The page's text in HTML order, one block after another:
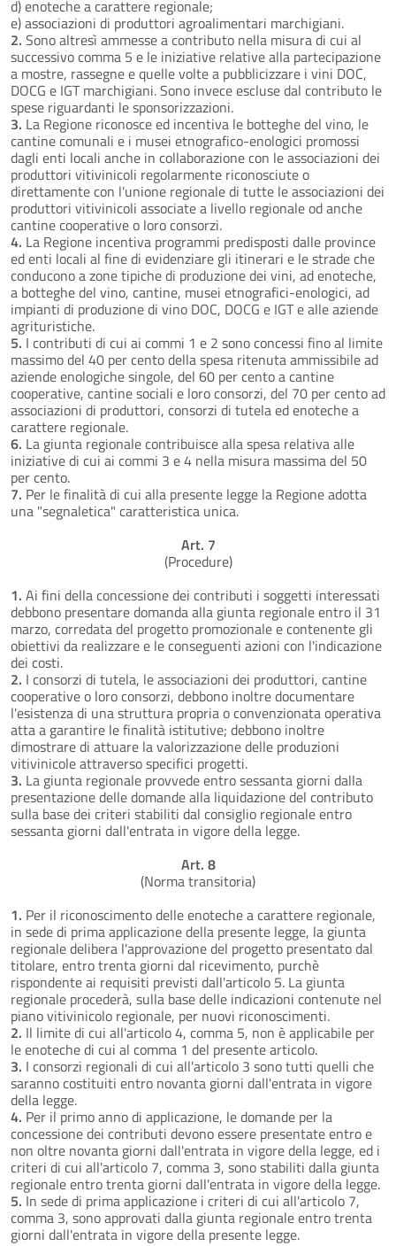
d) enoteche a carattere regionale;
e) associazioni di produttori agroalimentari marchigiani.
2. Sono altresì ammesse a contributo nella misura di cui al
successivo comma 5 e le iniziative relative alla partecipazione
a mostre, rassegne e quelle volte a pubblicizzare i vini DOC,
DOCG e IGT marchigiani. Sono invece escluse dal contributo le
spese riguardanti le sponsorizzazioni.
3. La Regione riconosce ed incentiva le botteghe del vino, le
cantine comunali e i musei etnografico-enologici promossi
dagli enti locali anche in collaborazione con le associazioni dei
produttori vitivinicoli regolarmente riconosciute o
direttamente con l'unione regionale di tutte le associazioni dei
produttori vitivinicoli associate a livello regionale od anche
cantine cooperative o loro consorzi.
4. La Regione incentiva programmi predisposti dalle province
ed enti locali al fine di evidenziare gli itinerari e le strade che
conducono a zone tipiche di produzione dei vini, ad enoteche,
a botteghe del vino, cantine, musei etnografici-enologici, ad
impianti di produzione di vino DOC, DOCG e IGT e alle aziende
agrituristiche.
5. I contributi di cui ai commi 1 e 2 sono concessi fino al limite
massimo del 40 per cento della spesa ritenuta ammissibile ad
aziende enologiche singole, del 60 per cento a cantine
cooperative, cantine sociali e loro consorzi, del 70 per cento ad
associazioni di produttori, consorzi di tutela ed enoteche a
carattere regionale.
6. La giunta regionale contribuisce alla spesa relativa alle
iniziative di cui ai commi 3 e 4 nella misura massima del 50
per cento.
7. Per le finalità di cui alla presente legge la Regione adotta
una "segnaletica" caratteristica unica.
Art. 7
(Procedure)
1. Ai fini della concessione dei contributi i soggetti interessati
debbono presentare domanda alla giunta regionale entro il 31
marzo, corredata del progetto promozionale e contenente gli
obiettivi da realizzare e le conseguenti azioni con l'indicazione
dei costi.
2. I consorzi di tutela, le associazioni dei produttori, cantine
cooperative o loro consorzi, debbono inoltre documentare
l'esistenza di una struttura propria o convenzionata operativa
atta a garantire le finalità istitutive; debbono inoltre
dimostrare di attuare la valorizzazione delle produzioni
vitivinicole attraverso specifici progetti.
3. La giunta regionale provvede entro sessanta giorni dalla
presentazione delle domande alla liquidazione del contributo
sulla base dei criteri stabiliti dal consiglio regionale entro
sessanta giorni dall'entrata in vigore della legge.
Art. 8
(Norma transitoria)
1. Per il riconoscimento delle enoteche a carattere regionale,
in sede di prima applicazione della presente legge, la giunta
regionale delibera l'approvazione del progetto presentato dal
titolare, entro trenta giorni dal ricevimento, purchè
rispondente ai requisiti previsti dall'articolo 5. La giunta
regionale procederà, sulla base delle indicazioni contenute nel
piano vitivinicolo regionale, per nuovi riconoscimenti.
2. Il limite di cui all'articolo 4, comma 5, non è applicabile per
le enoteche di cui al comma 1 del presente articolo.
3. I consorzi regionali di cui all'articolo 3 sono tutti quelli che
saranno costituiti entro novanta giorni dall'entrata in vigore
della legge.
4. Per il primo anno di applicazione, le domande per la
concessione dei contributi devono essere presentate entro e
non oltre novanta giorni dall'entrata in vigore della legge, ed i
criteri di cui all'articolo 7, comma 3, sono stabiliti dalla giunta
regionale entro trenta giorni dall'entrata in vigore della legge.
5. In sede di prima applicazione i criteri di cui all'articolo 7,
comma 3, sono approvati dalla giunta regionale entro trenta
giorni dall'entrata in vigore della presente legge.